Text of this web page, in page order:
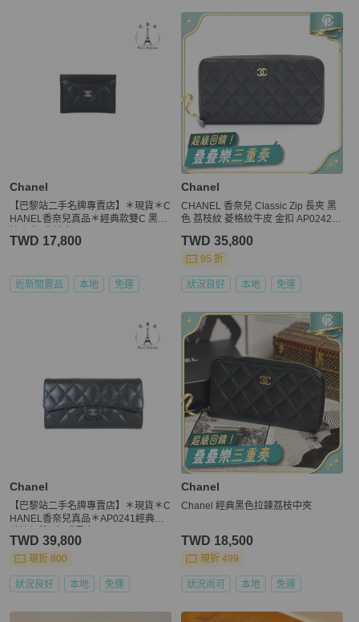
Chanel
【巴黎站二手名牌專賣店】＊現貨＊C
HANEL香奈兒真品＊經典款雙C 黑荔
TWD 17,800
近新閒置品 本地 免運
Chanel
CHANEL 香奈兒 Classic Zip 長夾 黑
色 荔枝紋 菱格紋牛皮 金扣 AP0242 A
TWD 35,800
95 折
狀況良好 本地 免運
Chanel
【巴黎站二手名牌專賣店】＊現貨＊C
HANEL香奈兒真品＊AP0241經典黑
TWD 39,800
現折 800
狀況良好 本地 免運
Chanel
Chanel 經典黑色拉鍊荔枝中夾
TWD 18,500
現折 499
狀況尚可 本地 免運